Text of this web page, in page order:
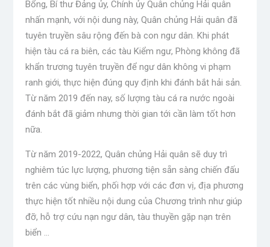
Bổng, Bí thư Đảng ủy, Chính ủy Quân chủng Hải quân
nhấn mạnh, với nội dung này, Quân chủng Hải quân đã
tuyên truyền sâu rộng đến bà con ngư dân. Khi phát
hiện tàu cá ra biên, các tàu Kiểm ngư, Phòng không đã
khẩn trương tuyên truyền để ngư dân không vi phạm
ranh giới, thực hiện đúng quy định khi đánh bắt hải sản.
Từ năm 2019 đến nay, số lượng tàu cá ra nước ngoài
đánh bắt đã giảm nhưng thời gian tới cần làm tốt hơn
nữa.
Từ năm 2019-2022, Quân chủng Hải quân sẽ duy trì
nghiêm túc lực lượng, phương tiện sẵn sàng chiến đấu
trên các vùng biển, phối hợp với các đơn vị, địa phương
thực hiện tốt nhiều nội dung của Chương trình như giúp
đỡ, hỗ trợ cứu nạn ngư dân, tàu thuyền gặp nạn trên
biển …